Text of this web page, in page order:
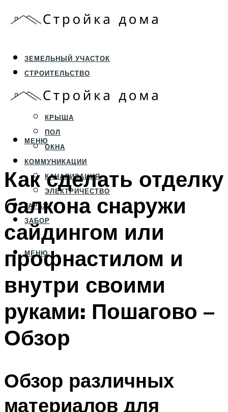
ЗЕМЕЛЬНЫЙ УЧАСТОК
СТРОИТЕЛЬСТВО
ФУНДАМЕНТ И ЦОКОЛЬ
ПЕРЕКРЫТИЯ И СТЕНЫ
КРЫША
ПОЛ
ОКНА
КОММУНИКАЦИИ
КАНАЛИЗАЦИЯ
ЭЛЕКТРИЧЕСТВО
ГАРАЖ
ЗАБОР
МЕНЮ
МЕНЮ
Как сделать отделку
балкона снаружи
сайдингом или
профнастилом и
внутри своими
руками: Пошагово –
Обзор
Обзор различных
материалов для